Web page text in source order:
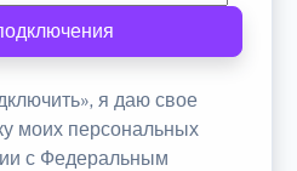
я даю свое
моих персональных
с Федеральным